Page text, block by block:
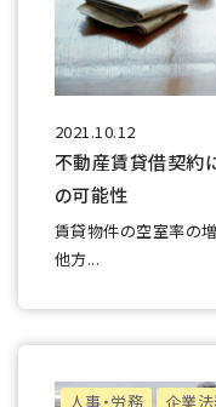
2021.10.12
不動産賃貸借契約
の可能性
賃貸物件の空室率の増
他方...
人事・労務 企業